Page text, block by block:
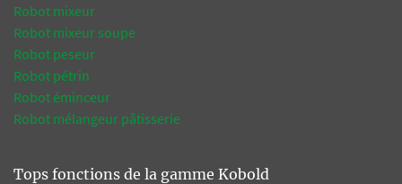
Robot mixeur
Robot mixeur soupe
Robot peseur
Robot pétrin
Robot éminceur
Robot mélangeur pâtisserie
Tops fonctions de la gamme Kobold